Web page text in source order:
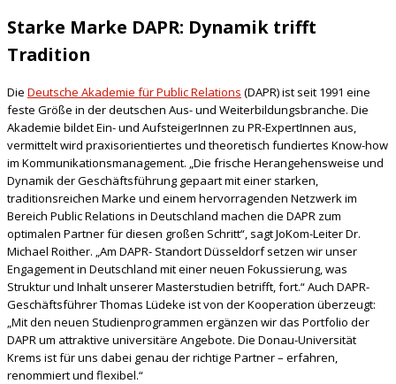
Starke Marke DAPR: Dynamik trifft
Tradition
Die Deutsche Akademie für Public Relations (DAPR) ist seit 1991 eine
feste Größe in der deutschen Aus- und Weiterbildungsbranche. Die
Akademie bildet Ein- und AufsteigerInnen zu PR-ExpertInnen aus,
vermittelt wird praxisorientiertes und theoretisch fundiertes Know-how
im Kommunikationsmanagement. „Die frische Herangehensweise und
Dynamik der Geschäftsführung gepaart mit einer starken,
traditionsreichen Marke und einem hervorragenden Netzwerk im
Bereich Public Relations in Deutschland machen die DAPR zum
optimalen Partner für diesen großen Schritt“, sagt JoKom-Leiter Dr.
Michael Roither. „Am DAPR- Standort Düsseldorf setzen wir unser
Engagement in Deutschland mit einer neuen Fokussierung, was
Struktur und Inhalt unserer Masterstudien betrifft, fort.“ Auch DAPR-
Geschäftsführer Thomas Lüdeke ist von der Kooperation überzeugt:
„Mit den neuen Studienprogrammen ergänzen wir das Portfolio der
DAPR um attraktive universitäre Angebote. Die Donau-Universität
Krems ist für uns dabei genau der richtige Partner – erfahren,
renommiert und flexibel.“